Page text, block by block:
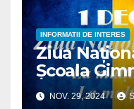
INFORMATII DE INTERES
Ziua
Școala
NOV. 29, 2024